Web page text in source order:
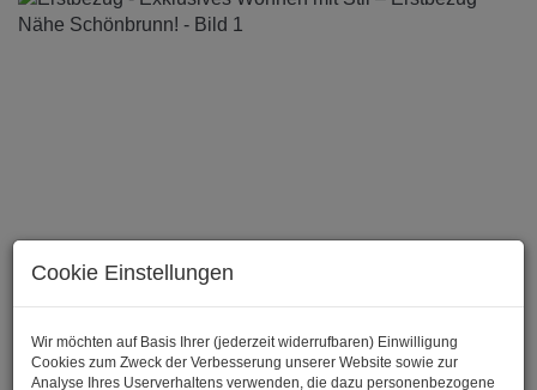
Cookie Einstellungen
Wir möchten auf Basis Ihrer (jederzeit widerrufbaren) Einwilligung
Cookies zum Zweck der Verbesserung unserer Website sowie zur
Analyse Ihres Userverhaltens verwenden, die dazu personenbezogene